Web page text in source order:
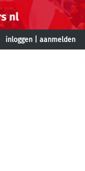
inloggen aanmelden